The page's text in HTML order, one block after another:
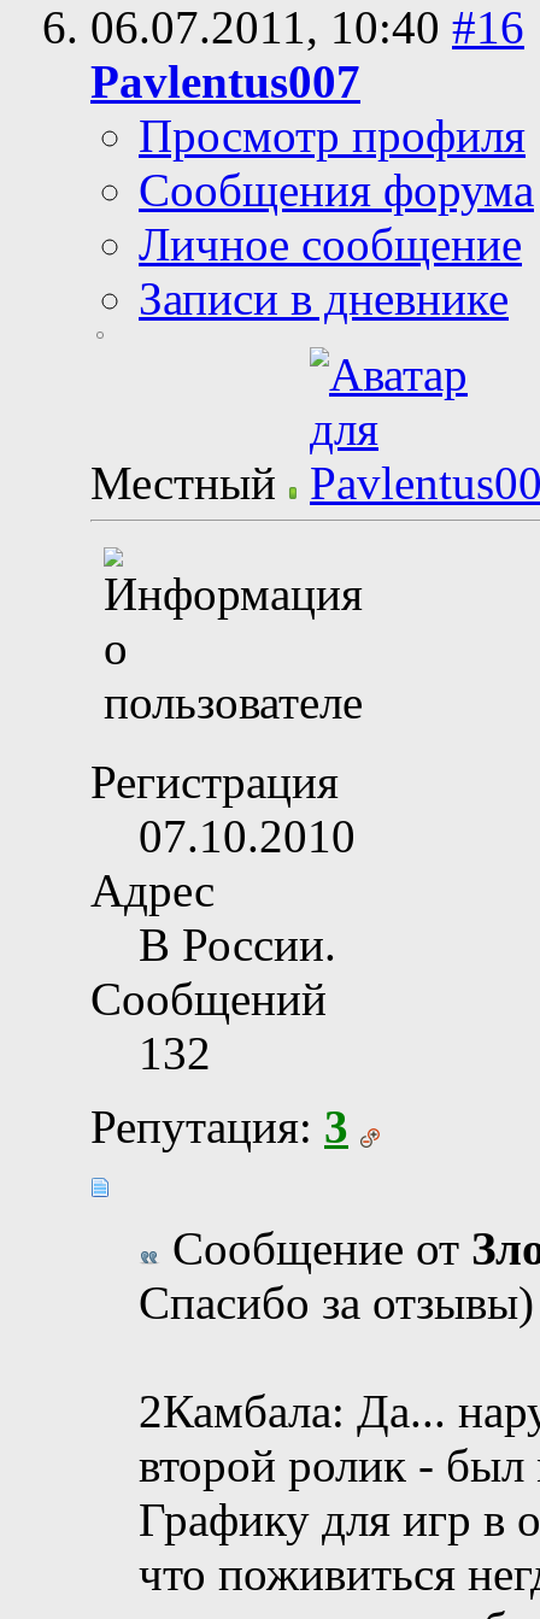
06.07.2011, 10:40 #16
Pavlentus007
Просмотр профиля
Сообщения форума
Личное сообщение
Записи в дневнике
Местный
Регистрация
07.10.2010
Адрес
В России.
Сообщений
132
Репутация: 3
Сообщение от
Спасибо за отзывы)
2Камбала: Да...
второй ролик -
Графику для игр в
что поживиться